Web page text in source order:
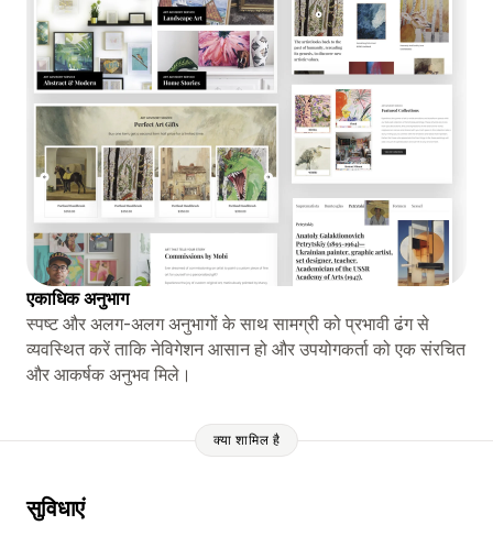
एकाधिक अनुभाग
स्पष्ट और अलग-अलग अनुभागों के साथ सामग्री को प्रभावी ढंग से
व्यवस्थित करें ताकि नेविगेशन आसान हो और उपयोगकर्ता को एक संरचित
और आकर्षक अनुभव मिले।
क्या शामिल है
सुविधाएं